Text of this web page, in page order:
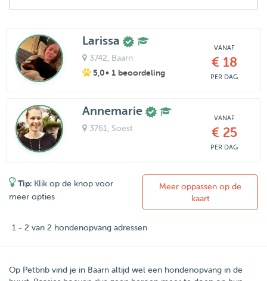
Larissa
3742 , Baarn
5,0• 1 beoordeling
VANAF
€ 18
PER DAG
Annemarie
3761 , Soest
VANAF
€ 25
PER DAG
Tip: Klik op de knop voor
meer opties
Meer oppassen op de
kaart
1 - 2 van 2 hondenopvang adressen
Op Petbnb vind je in Baarn altijd wel een hondenopvang in de